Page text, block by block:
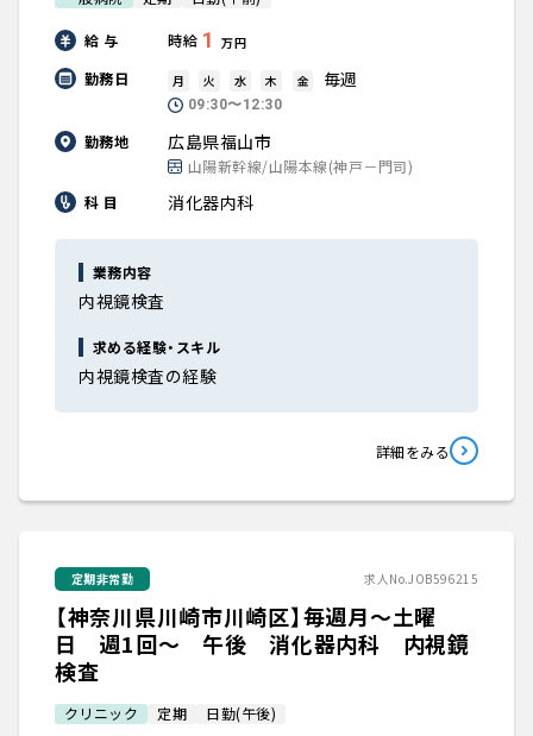
給 与 時給 1 万円
勤務日 月 火 水 木 金 毎週
09:30〜12:30
勤務地 広島県福山市
山陽新幹線/山陽本線(神戸－門司)
科 目
消化器内科
業務内容
内視鏡検査
求める経験・スキル
内視鏡検査の経験
詳細をみる
定期非常勤 求人No.JOB596215
【神奈川県川崎市川崎区】毎週月～土曜
日 週1回～ 午後 消化器内科 内視鏡
検査
クリニック 定期 日勤(午後)